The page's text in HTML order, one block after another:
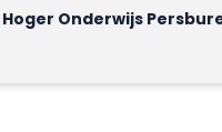
Onderwijs